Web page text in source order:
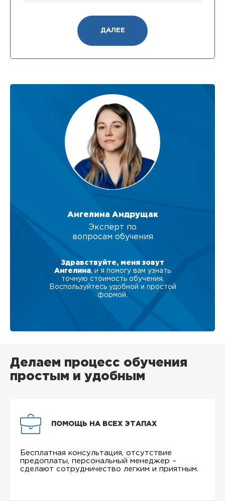
ДАЛЕЕ
Ангелина Андрущак
Эксперт по
вопросам обучения
Здравствуйте, меня зовут
Ангелина , и я помогу вам узнать
точную стоимость обучения.
Воспользуйтесь удобной и простой
формой.
Делаем процесс обучения
простым и удобным
ПОМОЩЬ НА ВСЕХ ЭТАПАХ
Бесплатная консультация, отсутствие
предоплаты, персональный менеджер –
сделают сотрудничество легким и приятным.